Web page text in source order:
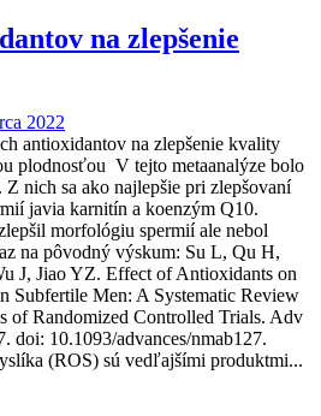
na zlepšenie
2022
antioxidantov na zlepšenie kvality
plodnosťou V tejto metaanalýze bolo
nich sa ako najlepšie pri zlepšovaní
javia karnitín a koenzým Q10.
morfológiu spermií ale nebol
na pôvodný výskum: Su L, Qu H,
J, Jiao YZ. Effect of Antioxidants on
Subfertile Men: A Systematic Review
of Randomized Controlled Trials. Adv
doi: 10.1093/advances/nmab127.
(ROS) sú vedľajšími produktmi...